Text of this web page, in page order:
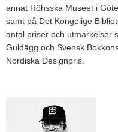
annat Röhsska Museet i
samt på Det Kongelige
antal priser och utmärkelser
Guldägg och Svensk
Nordiska Designpris.